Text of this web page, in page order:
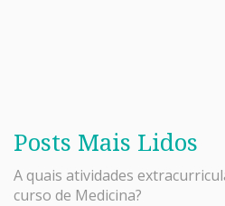
Posts Mais Lidos
A quais atividades
curso de Medicina?